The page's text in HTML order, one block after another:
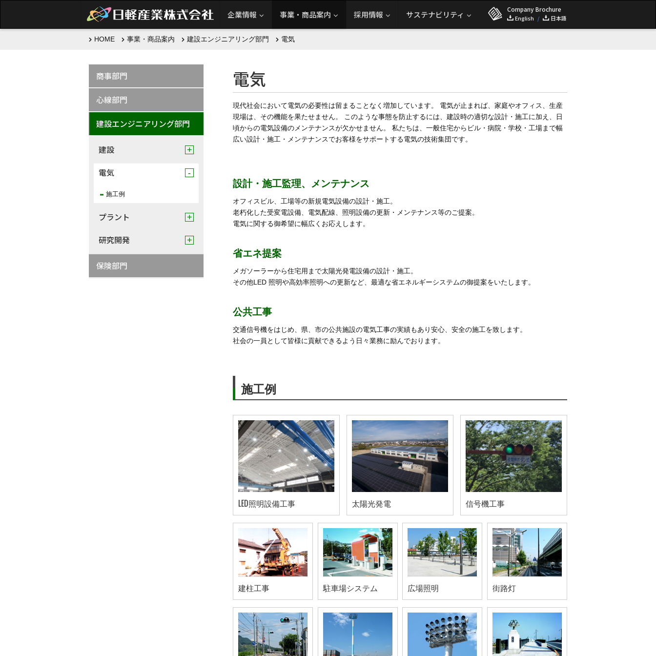
企業情報 事業・商品案内 採用情報 サステナビリティ
Company Brochure
English / 日本語
HOME 事業・商品案内 建設エンジニアリング部門 電気
電気
現代社会において電気の必要性は留まることなく増加しています。 電気が止まれば、家庭やオフィス、生産
現場は、その機能を果たせません。 このような事態を防止するには、建設時の適切な設計・施工に加え、日
頃からの電気設備のメンテナンスが欠かせません。 私たちは、一般住宅からビル・病院・学校・工場まで幅
広い設計・施工・メンテナンスでお客様をサポートする電気の技術集団です。
設計・施工監理、メンテナンス
オフィスビル、工場等の新規電気設備の設計・施工。
老朽化した受変電設備、電気配線、照明設備の更新・メンテナンス等のご提案。
電気に関する御希望に幅広くお応えします。
省エネ提案
メガソーラーから住宅用まで太陽光発電設備の設計・施工。
その他LED 照明や高効率照明への更新など、最適な省エネルギーシステムの御提案をいたします。
公共工事
交通信号機をはじめ、県、市の公共施設の電気工事の実績もあり安心、安全の施工を致します。
社会の一員として皆様に貢献できるよう日々業務に励んでおります。
施工例
LED照明設備工事 太陽光発電 信号機工事
建柱工事 駐車場システム 広場照明 街路灯
商事部門
心線部門
建設エンジニアリング部門
建設
電気
施工例
プラント
研究開発
保険部門